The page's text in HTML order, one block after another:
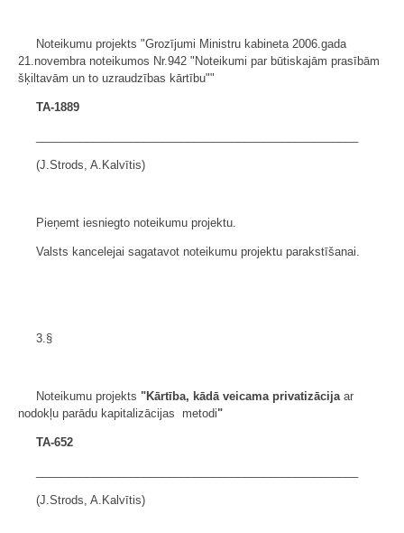
Noteikumu projekts "Grozījumi Ministru kabineta 2006.gada
21.novembra noteikumos Nr.942 "Noteikumi par būtiskajām prasībām
šķiltavām un to uzraudzības kārtību""
TA-1889
(J.Strods, A.Kalvītis)
Pieņemt iesniegto noteikumu projektu.
Valsts kancelejai sagatavot noteikumu projektu parakstīšanai.
3.§
Noteikumu projekts "Kārtība, kādā veicama privatizācijaar
nodokļu parādu kapitalizācijas metodi"
TA-652
(J.Strods, A.Kalvītis)